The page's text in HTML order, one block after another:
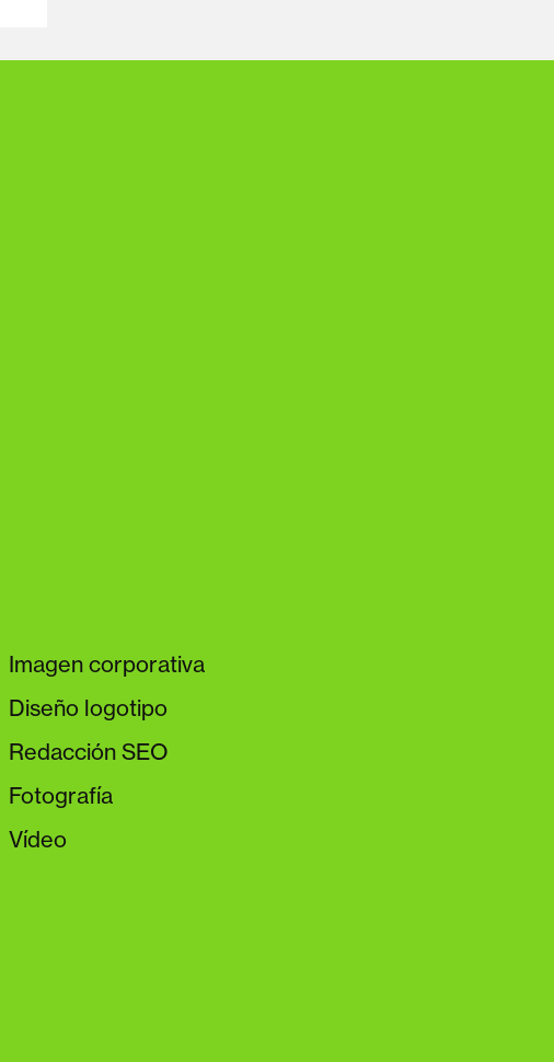
Imagen corporativa
Diseño logotipo
Redacción SEO
Fotografía
Vídeo